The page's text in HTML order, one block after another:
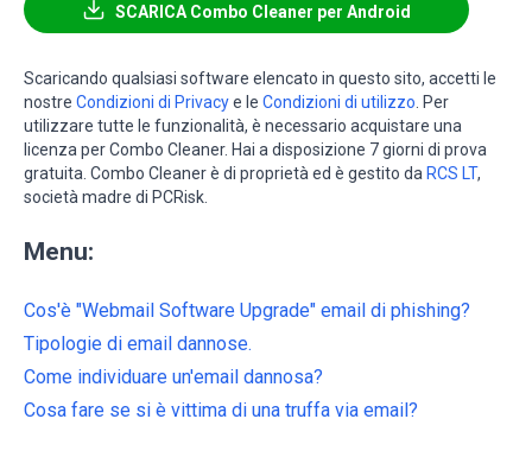
SCARICA Combo Cleaner per Android
Scaricando qualsiasi software elencato in questo sito, accetti le
nostre Condizioni di Privacye le Condizioni di utilizzo . Per
utilizzare tutte le funzionalità, è necessario acquistare una
licenza per Combo Cleaner. Hai a disposizione 7 giorni di prova
gratuita. Combo Cleaner è di proprietà ed è gestito da RCS LT,
società madre di PCRisk.
Menu:
Cos'è "Webmail Software Upgrade" email di phishing?
Tipologie di email dannose.
Come individuare un'email dannosa?
Cosa fare se si è vittima di una truffa via email?